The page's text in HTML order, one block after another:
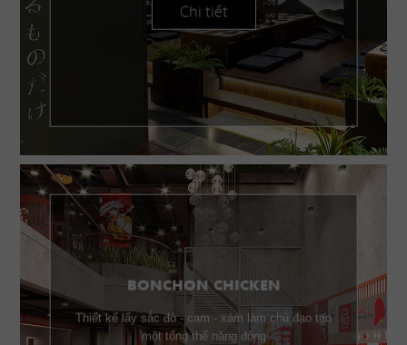
Chi tiết
BONCHON CHICKEN
Thiết kế lấy sắc đỏ - cam - xám làm chủ đạo tạo
một tổng thể năng động